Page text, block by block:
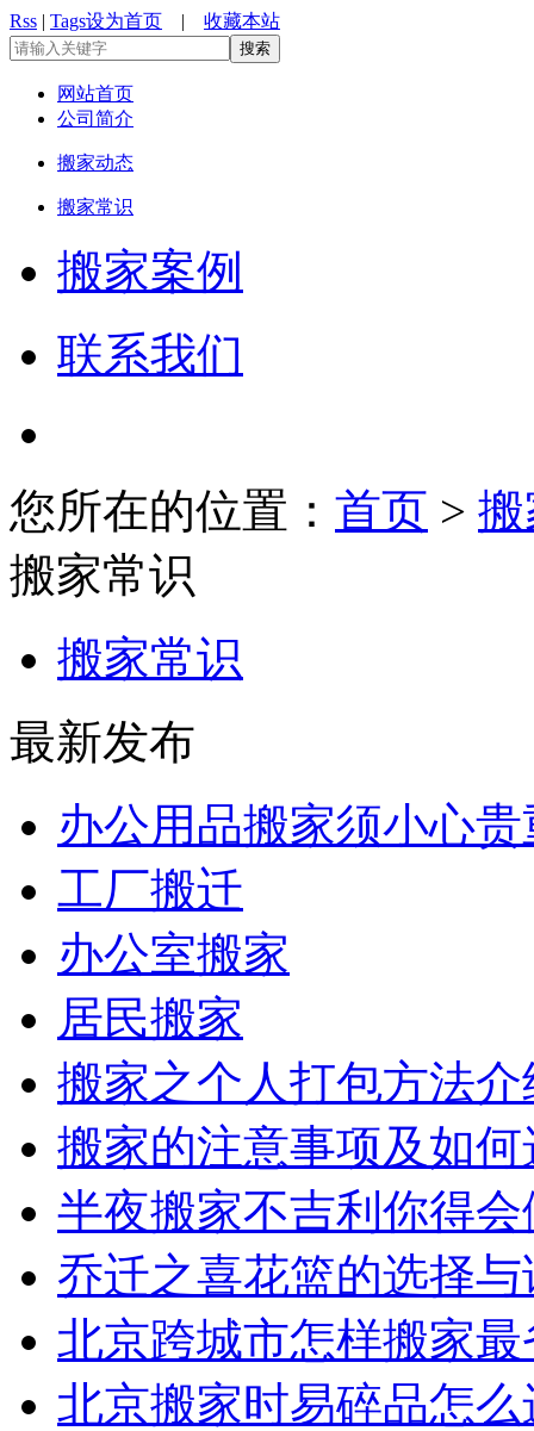
Rss | Tags设为首页 | 收藏本站
网站首页
公司简介
搬家动态
搬家常识
搬家案例
联系我们
您所在的位置： 首页 >
搬家常识
搬家常识
最新发布
办公用品搬家须小心
工厂搬迁
办公室搬家
居民搬家
搬家之个人打包方法
搬家的注意事项及如
半夜搬家不吉利你得
乔迁之喜花篮的选择
北京跨城市怎样搬家
北京搬家时易碎品怎